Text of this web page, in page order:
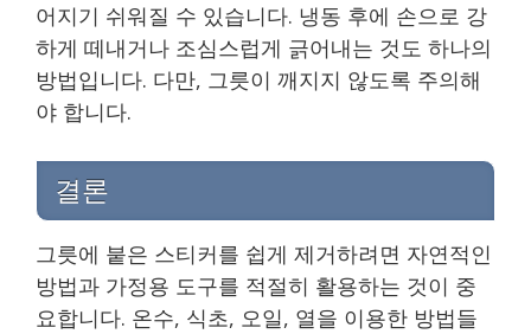
어지기 쉬워질 수 있습니다. 냉동 후에 손으로 강
하게 떼내거나 조심스럽게 긁어내는 것도 하나의
방법입니다. 다만, 그릇이 깨지지 않도록 주의해
야 합니다.
결론
그릇에 붙은 스티커를 쉽게 제거하려면 자연적인
방법과 가정용 도구를 적절히 활용하는 것이 중
요합니다. 온수, 식초, 오일, 열을 이용한 방법들